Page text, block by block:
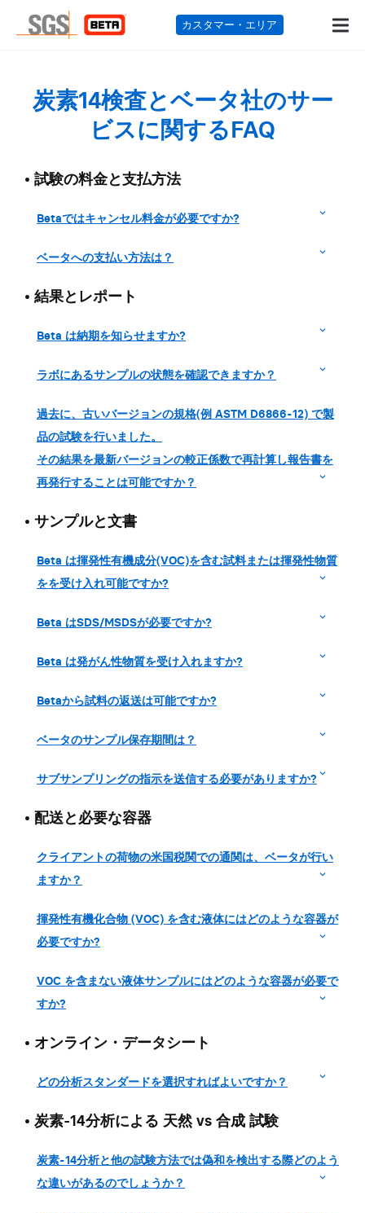
カスタマー・エリ
炭素14検査とベータ社のサー
ビスに関するFAQ
• 試験の料金と支払方法
Betaではキャンセル料金が必要ですか?
ベータへの支払い方法は？
• 結果とレポート
Beta は納期を知らせますか?
ラボにあるサンプルの状態を確認できますか？
過去に、古いバージョンの規格(例 ASTM D6866-12) で製
品の試験を行いました。
その結果を最新バージョンの較正係数で再計算し報告書を
再発行することは可能ですか？
• サンプルと文書
Beta は揮発性有機成分(VOC)を含む試料または揮発性物質
をを受け入れ可能ですか?
Beta はSDS/MSDSが必要ですか?
Beta は発がん性物質を受け入れますか?
Betaから試料の返送は可能ですか?
ベータのサンプル保存期間は？
サブサンプリングの指示を送信する必要がありますか?
• 配送と必要な容器
クライアントの荷物の米国税関での通関は、ベータが行い
ますか？
揮発性有機化合物 (VOC) を含む液体にはどのような容器が
必要ですか?
VOC を含まない液体サンプルにはどのような容器が必要で
すか?
• オンライン・データシート
どの分析スタンダードを選択すればよいですか？
• 炭素-14分析による 天然 vs 合成 試験
炭素-14分析と他の試験方法では偽和を検出する際どのよう
な違いがあるのでしょうか？